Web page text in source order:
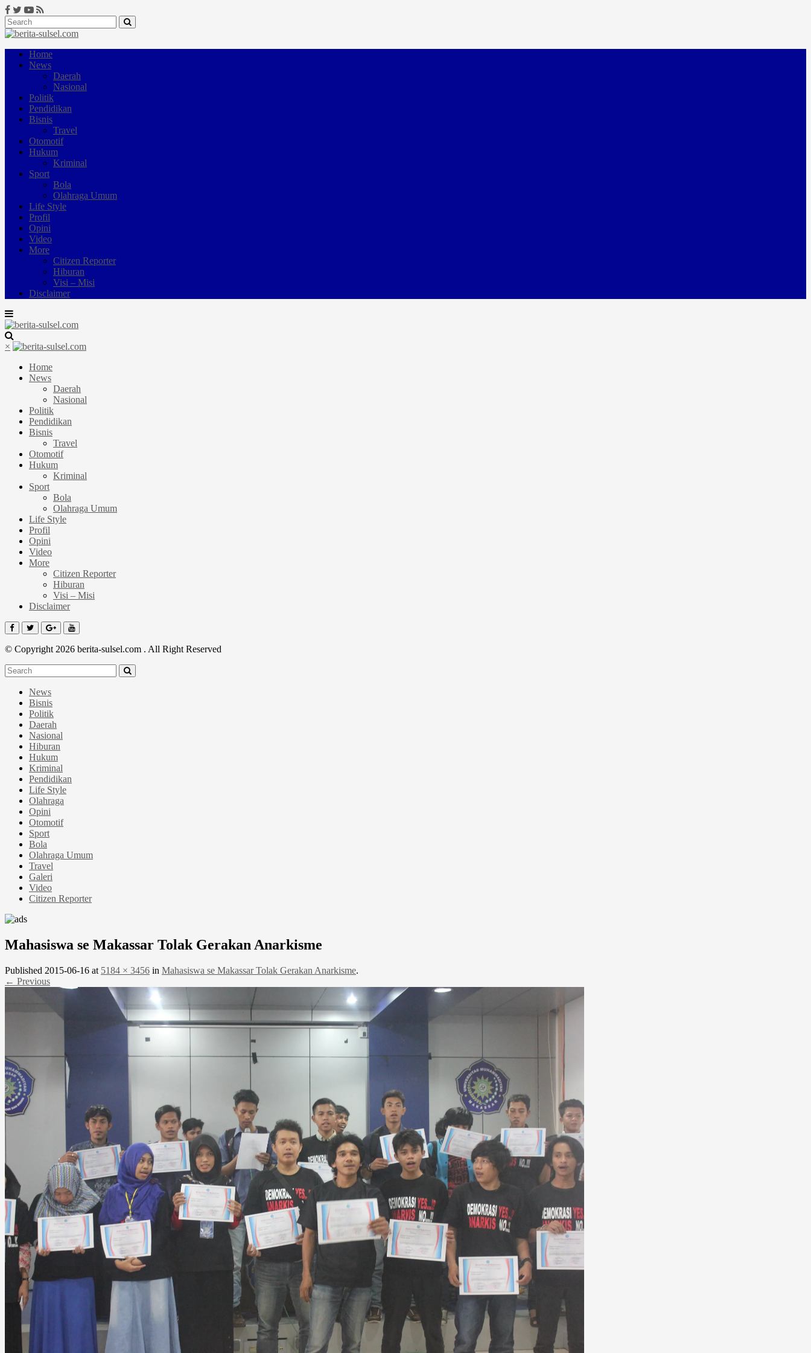
Home
News
Daerah
Nasional
Politik
Pendidikan
Bisnis
Travel
Otomotif
Hukum
Kriminal
Sport
Bola
Olahraga Umum
Life Style
Profil
Opini
Video
More
Citizen Reporter
Hiburan
Visi – Misi
Disclaimer
×
Home
News
Daerah
Nasional
Politik
Pendidikan
Bisnis
Travel
Otomotif
Hukum
Kriminal
Sport
Bola
Olahraga Umum
Life Style
Profil
Opini
Video
More
Citizen Reporter
Hiburan
Visi – Misi
Disclaimer
© Copyright 2026 berita-sulsel.com . All Right Reserved
News
Bisnis
Politik
Daerah
Nasional
Hiburan
Hukum
Kriminal
Pendidikan
Life Style
Olahraga
Opini
Otomotif
Sport
Bola
Olahraga Umum
Travel
Galeri
Video
Citizen Reporter
Mahasiswa se Makassar Tolak Gerakan Anarkisme
Published 2015-06-16 at 5184 × 3456 in Mahasiswa se Makassar Tolak Gerakan Anarkisme.
← Previous